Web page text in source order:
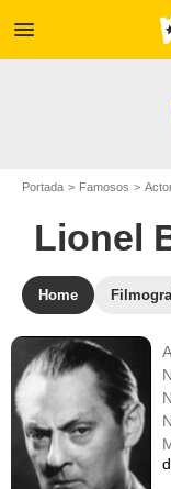
menu
Portada Famosos
Lionel
Home